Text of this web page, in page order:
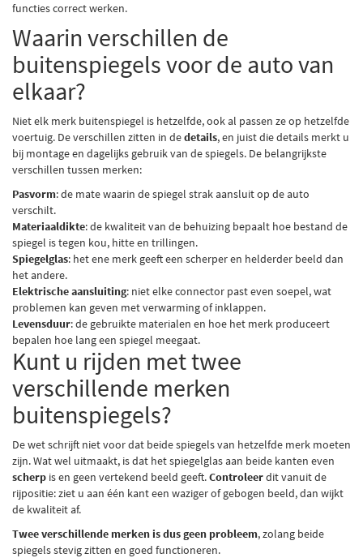
functies correct werken.
Waarin verschillen de
buitenspiegels voor de auto van
elkaar?
Niet elk merk buitenspiegel is hetzelfde, ook al passen ze op hetzelfde
voertuig. De verschillen zitten in dedetails, en juist die details merkt u
bij montage en dagelijks gebruik van de spiegels. De belangrijkste
verschillen tussen merken:
Pasvorm: de mate waarin de spiegel strak aansluit op de auto
verschilt.
Materiaaldikte: de kwaliteit van de behuizing bepaalt hoe bestand de
spiegel is tegen kou, hitte en trillingen.
Spiegelglas: het ene merk geeft een scherper en helderder beeld dan
het andere.
Elektrische aansluiting: niet elke connector past even soepel, wat
problemen kan geven met verwarming of inklappen.
Levensduur: de gebruikte materialen en hoe het merk produceert
bepalen hoe lang een spiegel meegaat.
Kunt u rijden met twee
verschillende merken
buitenspiegels?
De wet schrijft niet voor dat beide spiegels van hetzelfde merk moeten
zijn. Wat wel uitmaakt, is dat het spiegelglas aan beide kanten even
scherp is en geen vertekend beeld geeft.Controleerdit vanuit de
rijpositie: ziet u aan één kant een waziger of gebogen beeld, dan wijkt
de kwaliteit af.
Twee verschillende merken is dus geen probleem, zolang beide
spiegels stevig zitten en goed functioneren.